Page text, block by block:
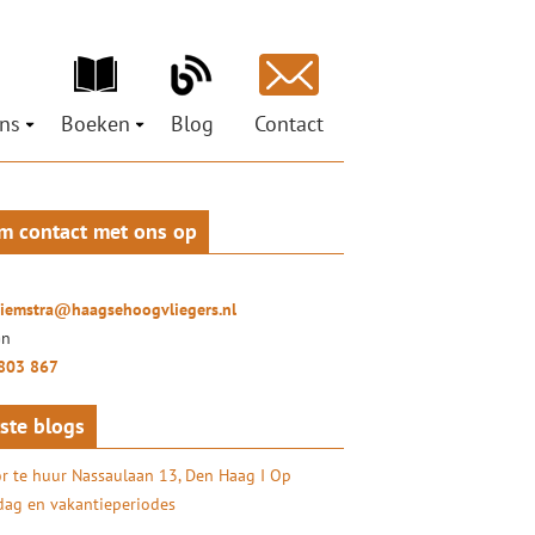
organisaties
Hiemstra
Social Return
Boeken
Mag ik je grootluisteren? Vertel!
LuisterLiefde
Blog Contact
contact met ons op
867
blogs
te huur Nassaulaan 13, Den Haag I Op
en vakantieperiodes